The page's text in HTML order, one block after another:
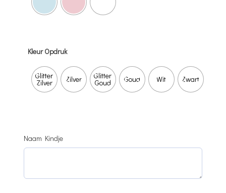
Kleur Opdruk
Glitter
Zilver Zilver Glitter
Goud Goud Wit Zwart
Naam Kindje